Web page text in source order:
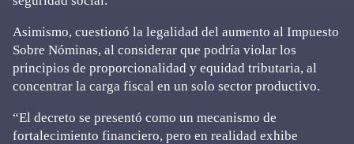
Asimismo, cuestionó la legalidad del aumento al Impuesto
Sobre Nóminas, al considerar que podría violar los
principios de proporcionalidad y equidad tributaria, al
concentrar la carga fiscal en un solo sector productivo.
“El decreto se presentó como un mecanismo de
fortalecimiento financiero, pero en realidad exhibe